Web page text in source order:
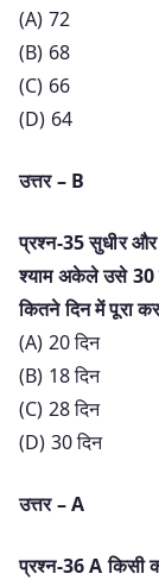
(A) 72
(B) 68
(C) 66
(D) 64
उत्तर – B
प्रश्न-35 सुधीर
श्याम अकेले उसे 30
कितने दिन में पूरा
(A) 20 दिन
(B) 18 दिन
(C) 28 दिन
(D) 30 दिन
उत्तर – A
प्रश्न-36 A किसी